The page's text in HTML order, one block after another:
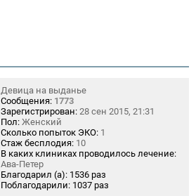
Девица на выданье
Сообщения: 1773
Зарегистрирован: 28 сен 2015, 21:31
Пол: Женский
Сколько попыток ЭКО: 1
Стаж бесплодия: 10
В каких клиниках проводилось лечение:
Ава-Петер
Благодарил (а): 1536 раз
Поблагодарили: 1037 раз